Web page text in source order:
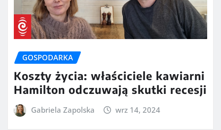
GOSPODARKA
Koszty życia: właściciele kawiarni
Hamilton odczuwają skutki recesji
Gabriela Zapolska wrz 14, 2024